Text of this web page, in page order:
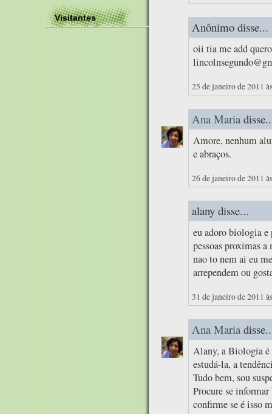
Visitantes
Anônimo disse...
oii tia me add
25 de janeiro de 2011
Ana Maria
Amore, nenhum
e abraços.
26 de janeiro de 2011
alany disse...
eu adoro biologia e
pessoas proximas
nao to nem ai eu
arrependem ou
31 de janeiro de 2011
Ana Maria
Alany, a Biologia é
estudá-la, a
Tudo bem, sou
Procure se informar
confirme se é isso